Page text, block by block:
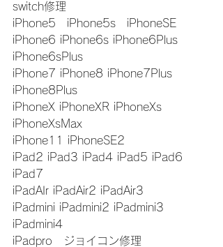
switch修理
iPhone5　iPhone5s　iPhoneSE
iPhone6 iPhone6s iPhone6Plus
iPhone6sPlus
iPhone7 iPhone8 iPhone7Plus
iPhone8Plus
iPhoneX iPhoneXR iPhoneXs
iPhoneXsMax
iPhone11 iPhoneSE2
iPad2 iPad3 iPad4 iPad5 iPad6
iPad7
iPadAIr iPadAir2 iPadAir3
iPadmini iPadmini2 iPadmini3
iPadmini4
iPadpro　ジョイコン修理